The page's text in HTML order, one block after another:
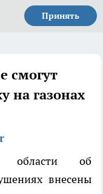
Принять
смогут
на газонах
области об
внесены